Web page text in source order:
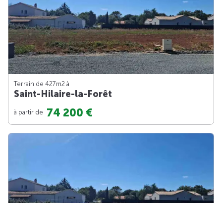
Terrain de 427m2 à
Saint-Hilaire-la-Forêt
à partir de 74 200 €